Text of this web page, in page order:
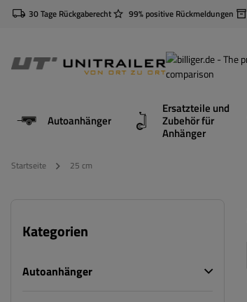
30 Tage Rückgaberecht 99% positive Rückmeldungen
Autoanhänger
Ersatzteile und
Zubehör für
Anhänger
Startseite 25 cm
Kategorien
Autoanhänger